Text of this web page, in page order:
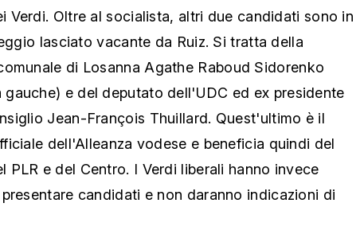
Verdi. Oltre al socialista, altri due candidati sono in
lasciato vacante da Ruiz. Si tratta della
di Losanna Agathe Raboud Sidorenko
gauche) e del deputato dell'UDC ed ex presidente
Jean-François Thuillard. Quest'ultimo è il
dell'Alleanza vodese e beneficia quindi del
PLR e del Centro. I Verdi liberali hanno invece
candidati e non daranno indicazioni di